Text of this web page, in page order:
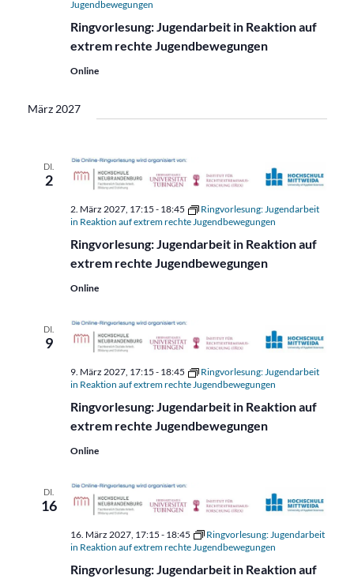
Ringvorlesung: Jugendarbeit in Reaktion auf
extrem rechte Jugendbewegungen
Jugendbewegungen
Online
März 2027
DI.
2
Ringvorlesung: Jugendarbeit in Reaktion auf
extrem rechte Jugendbewegungen
2. März 2027, 17:15 - 18:45
Ringvorlesung: Jugendarbeit
in Reaktion auf extrem rechte Jugendbewegungen
Online
DI.
9
Ringvorlesung: Jugendarbeit in Reaktion auf
extrem rechte Jugendbewegungen
9. März 2027, 17:15 - 18:45
Ringvorlesung: Jugendarbeit
in Reaktion auf extrem rechte Jugendbewegungen
Online
DI.
16
Ringvorlesung: Jugendarbeit in Reaktion auf
16. März 2027, 17:15 - 18:45
Ringvorlesung: Jugendarbeit
in Reaktion auf extrem rechte Jugendbewegungen